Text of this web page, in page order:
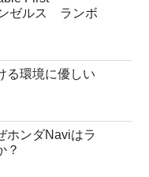
ンゼルス ランボ
る環境に優しい
ホンダNaviはラ
？